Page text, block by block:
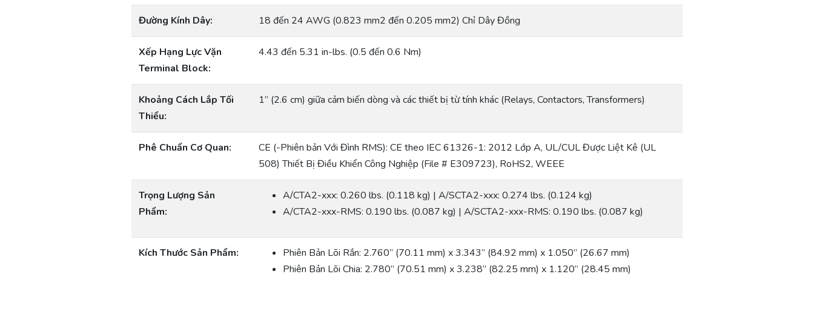
Đường Kính Dây: 18 đến 24 AWG (0.823 mm2 đến 0.205 mm2) Chỉ Dây Đồng
Xếp Hạng Lực Vặn
Terminal Block:
4.43 đến 5.31 in-lbs. (0.5 đến 0.6 Nm)
Khoảng Cách Lắp Tối
Thiểu:
1” (2.6 cm) giữa cảm biến dòng và các thiết bị từ tính khác (Relays, Contactors, Transformers)
Phê Chuẩn Cơ Quan:
CE (-Phiên bản Với Đình RMS): CE theo IEC 61326-1: 2012 Lớp A, UL/CUL Được Liệt Kê (UL
508) Thiết Bị Điều Khiển Công Nghiệp (File # E309723), RoHS2, WEEE
Trọng Lượng Sản
Phẩm:
A/CTA2-xxx: 0.260 lbs. (0.118 kg) | A/SCTA2-xxx: 0.274 lbs. (0.124 kg)
A/CTA2-xxx-RMS: 0.190 lbs. (0.087 kg) | A/SCTA2-xxx-RMS: 0.190 lbs. (0.087 kg)
Kích Thước Sản Phẩm:
Phiên Bản Lõi Rắn: 2.760” (70.11 mm) x 3.343” (84.92 mm) x 1.050” (26.67 mm)
Phiên Bản Lõi Chia: 2.780” (70.51 mm) x 3.238” (82.25 mm) x 1.120” (28.45 mm)